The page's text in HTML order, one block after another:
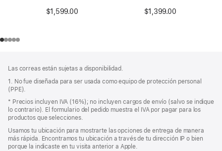
Control de la Cámara
$1,599.00
Pro Max con Control
$1,399.00
de
página
a
pie
de
página
Las correas están sujetas a disponibilidad.
1. No fue diseñada para ser usada como equipo de protección personal
(PPE).
Nota
a
pie
página
* Precios incluyen IVA (16%); no incluyen cargos de envío (salvo se indique
lo contrario). El formulario del pedido muestra el IVA por pagar para los
productos que selecciones.
Usamos tu ubicación para mostrarte las opciones de entrega de manera
más rápida. Encontramos tu ubicación a través de tu dirección IP o bien
porque la indicaste en tu visita anterior a Apple.